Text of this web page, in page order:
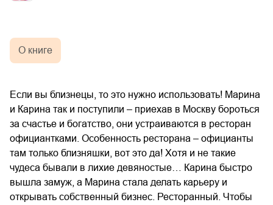
О книге
Если вы близнецы, то это нужно использовать! Марина
и Карина так и поступили – приехав в Москву бороться
за счастье и богатство, они устраиваются в ресторан
официантками. Особенность ресторана – официанты
там только близняшки, вот это да! Хотя и не такие
чудеса бывали в лихие девяностые… Карина быстро
вышла замуж, а Марина стала делать карьеру и
открывать собственный бизнес. Ресторанный. Чтобы